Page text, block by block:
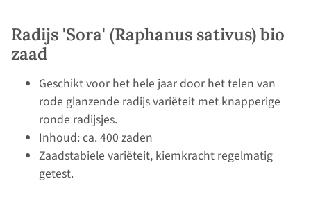
Radijs 'Sora' (Raphanus sativus) bio
zaad
Geschikt voor het hele jaar door het telen van
rode glanzende radijs variëteit met knapperige
ronde radijsjes.
Inhoud: ca. 400 zaden
Zaadstabiele variëteit, kiemkracht regelmatig
getest.